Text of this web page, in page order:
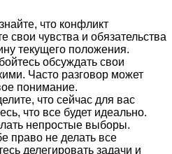
что конфликт
свои чувства и обязательства
текущего положения.
обсуждать свои
Часто разговор может
понимание.
что сейчас для вас
что все будет идеально.
непростые выборы.
право не делать все
делегировать задачи и